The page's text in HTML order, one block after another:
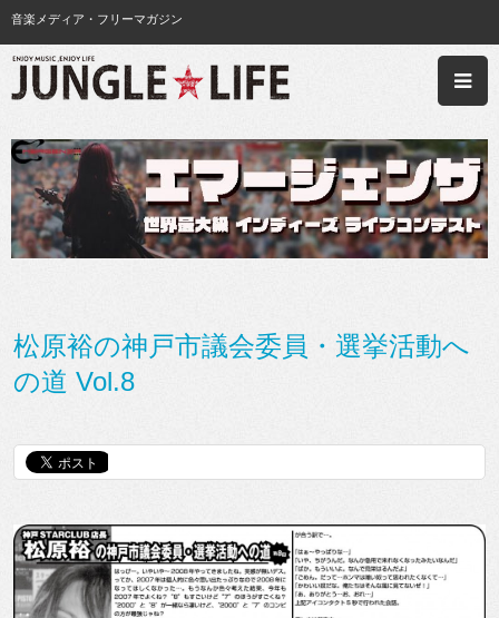
音楽メディア・フリーマガジン
松原裕の神戸市議会委員・選挙活動へ
の道 Vol.8